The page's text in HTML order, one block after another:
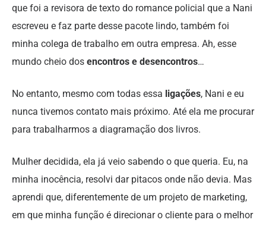
que foi a revisora de texto do romance policial que a Nani
escreveu e faz parte desse pacote lindo, também foi
minha colega de trabalho em outra empresa. Ah, esse
mundo cheio dos encontros e desencontros…
No entanto, mesmo com todas essa ligações, Nani e eu
nunca tivemos contato mais próximo. Até ela me procurar
para trabalharmos a diagramação dos livros.
Mulher decidida, ela já veio sabendo o que queria. Eu, na
minha inocência, resolvi dar pitacos onde não devia. Mas
aprendi que, diferentemente de um projeto de marketing,
em que minha função é direcionar o cliente para o melhor